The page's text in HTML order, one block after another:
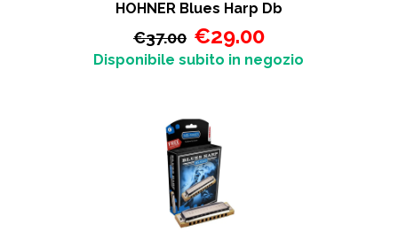
HOHNER Blues Harp Db
€37.00 €29.00
Disponibile subito in negozio